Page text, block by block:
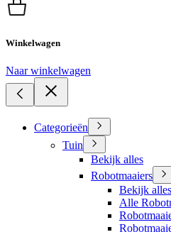
Winkelwagen
Naar winkelwagen
Categorieën
Tuin
Bekijk alles
Robotmaaiers
Bekijk alles
Alle